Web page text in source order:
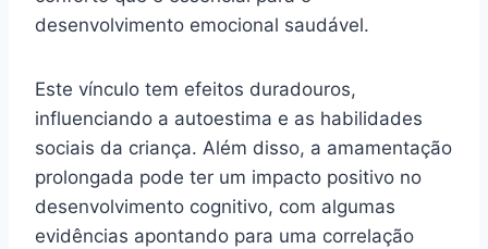
desenvolvimento emocional saudável.
Este vínculo tem efeitos duradouros,
influenciando a autoestima e as habilidades
sociais da criança. Além disso, a amamentação
prolongada pode ter um impacto positivo no
desenvolvimento cognitivo, com algumas
evidências apontando para uma correlação